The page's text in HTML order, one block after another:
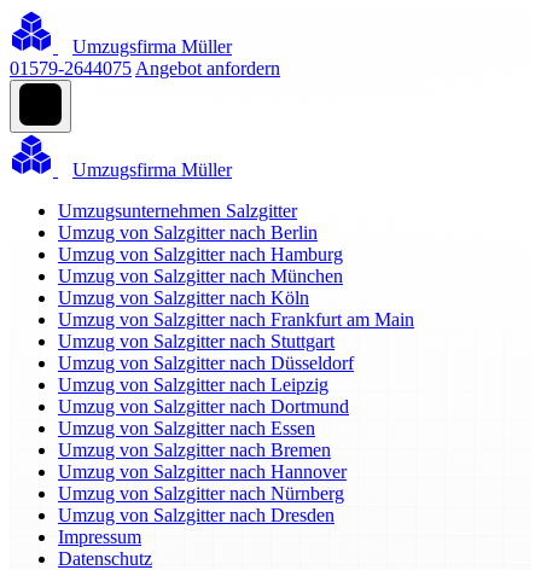
Umzugsfirma Müller
01579-2644075 Angebot anfordern
Umzugsfirma Müller
Umzugsunternehmen Salzgitter
Umzug von Salzgitter nach Berlin
Umzug von Salzgitter nach Hamburg
Umzug von Salzgitter nach München
Umzug von Salzgitter nach Köln
Umzug von Salzgitter nach Frankfurt am Main
Umzug von Salzgitter nach Stuttgart
Umzug von Salzgitter nach Düsseldorf
Umzug von Salzgitter nach Leipzig
Umzug von Salzgitter nach Dortmund
Umzug von Salzgitter nach Essen
Umzug von Salzgitter nach Bremen
Umzug von Salzgitter nach Hannover
Umzug von Salzgitter nach Nürnberg
Umzug von Salzgitter nach Dresden
Impressum
Datenschutz